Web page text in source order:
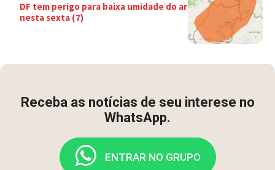
DF tem perigo para baixa umidade do ar
nesta sexta (7)
Receba as notícias de seu interese no
WhatsApp.
ENTRAR NO GRUPO